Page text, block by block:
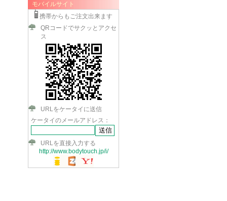
モバイルサイト
携帯からもご注文出来ます
QRコードでサクッとアクセ
ス
URLをケータイに送信
ケータイのメールアドレス：
URLを直接入力する
http://www.bodytouch.jp/i/